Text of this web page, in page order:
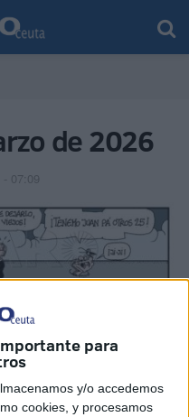
para
y/o accedemos
cookies, y procesamos
de 2026
- 07:09